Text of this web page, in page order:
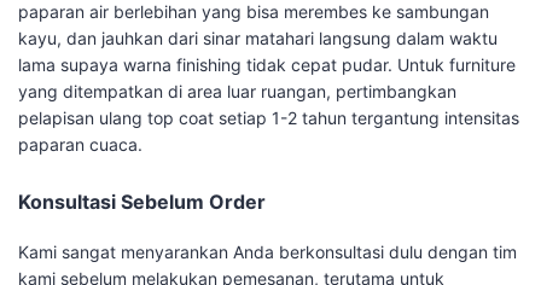
paparan air berlebihan yang bisa merembes ke sambungan
kayu, dan jauhkan dari sinar matahari langsung dalam waktu
lama supaya warna finishing tidak cepat pudar. Untuk furniture
yang ditempatkan di area luar ruangan, pertimbangkan
pelapisan ulang top coat setiap 1-2 tahun tergantung intensitas
paparan cuaca.
Konsultasi Sebelum Order
Kami sangat menyarankan Anda berkonsultasi dulu dengan tim
kami sebelum melakukan pemesanan, terutama untuk